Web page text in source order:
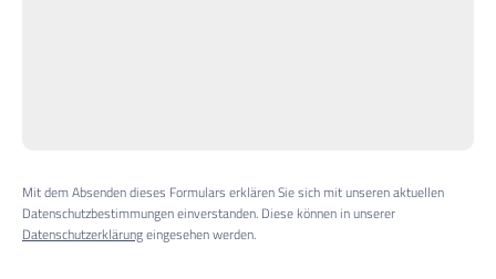
Mit dem Absenden dieses Formulars erklären Sie sich mit unseren aktuellen
Datenschutzbestimmungen einverstanden. Diese können in unserer
Datenschutzerklärungeingesehen werden.